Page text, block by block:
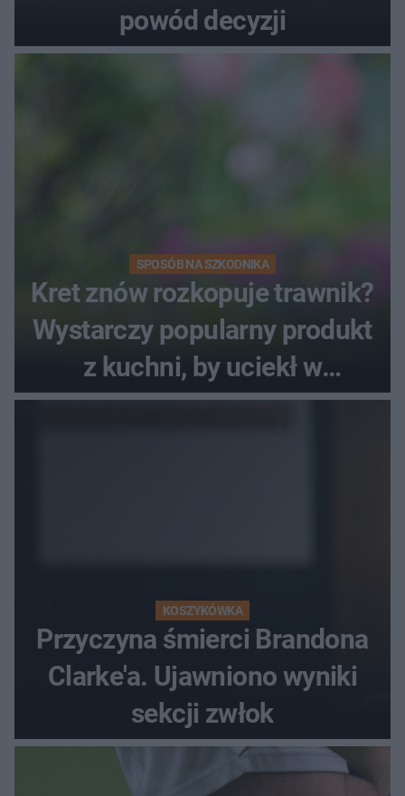
powód decyzji
SPOSÓB NA SZKODNIKA
Kret znów rozkopuje trawnik?
Wystarczy popularny produkt
z kuchni, by uciekł w
popłochu
KOSZYKÓWKA
Przyczyna śmierci Brandona
Clarke'a. Ujawniono wyniki
sekcji zwłok